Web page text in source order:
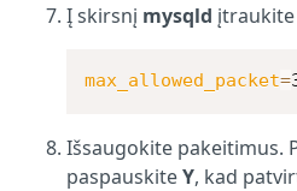
Į skirsnį mysqld įtraukite
max_allowed_packet=
Išsaugokite pakeitimus.
paspauskiteY, kad